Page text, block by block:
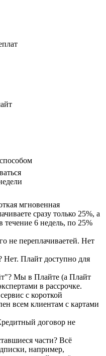
мгновенная
сразу только 25%, а
течение 6 недель, по 25%
не переплачиваетей. Нет
Нет. Плайт доступно для
Мы в Плайте (а Плайт
в рассрочке.
с короткой
всем клиентам с картами
договор не
части? Всё
например,